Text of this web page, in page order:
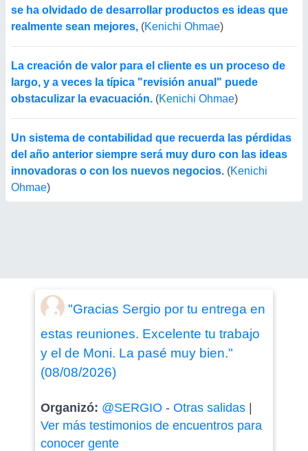
se ha olvidado de desarrollar productos es ideas que
realmente sean mejores, (Kenichi Ohmae)
La creación de valor para el cliente es un proceso de
largo, y a veces la típica "revisión anual" puede
obstaculizar la evacuación. (Kenichi Ohmae)
Un sistema de contabilidad que recuerda las pérdidas
del año anterior siempre será muy duro con las ideas
innovadoras o con los nuevos negocios. (Kenichi
Ohmae)
"Gracias Sergio por tu entrega en
estas reuniones. Excelente tu trabajo
y el de Moni. La pasé muy bien."
(08/08/2026)
Organizó: @SERGIO - Otras salidas|
Ver más testimonios de encuentros para
conocer gente